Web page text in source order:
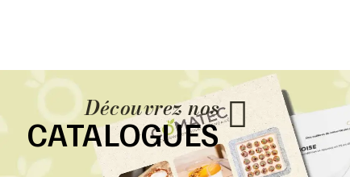
Découvrez nos
CATALOGUES